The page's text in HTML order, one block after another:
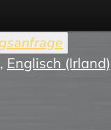
, Englisch (Irland)